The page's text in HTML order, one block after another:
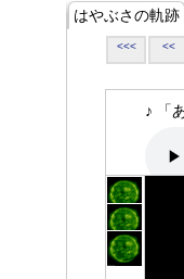
はやぶさの軌跡
<<< <<
♪ 「